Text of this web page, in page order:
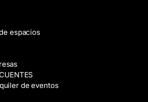
espacios
de eventos